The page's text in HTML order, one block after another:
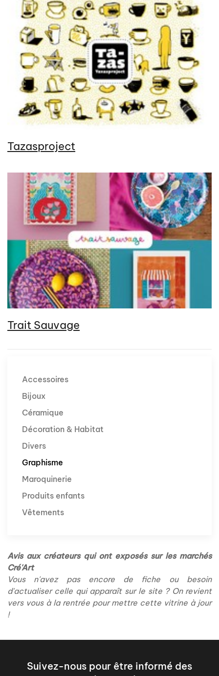
Tazasproject
Trait Sauvage
Accessoires
Bijoux
Céramique
Décoration & Habitat
Divers
Graphisme
Maroquinerie
Produits enfants
Vêtements
Avis aux créateurs qui ont exposés sur les marchés
Cré'Art
Vous n'avez pas encore de fiche ou besoin
d'actualiser celle qui apparaît sur le site ? On revient
vers vous à la rentrée pour mettre cette vitrine à jour
!
Suivez-nous pour être informé des